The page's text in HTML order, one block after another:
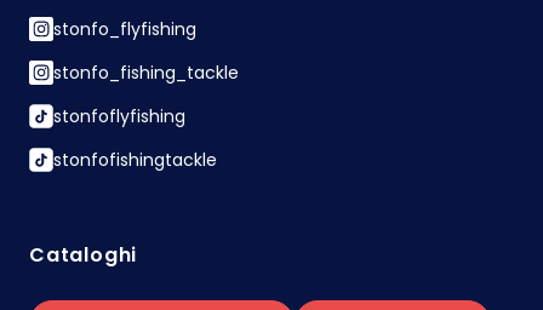
stonfo_flyfishing
stonfo_fishing_tackle
stonfoflyfishing
stonfofishingtackle
Cataloghi